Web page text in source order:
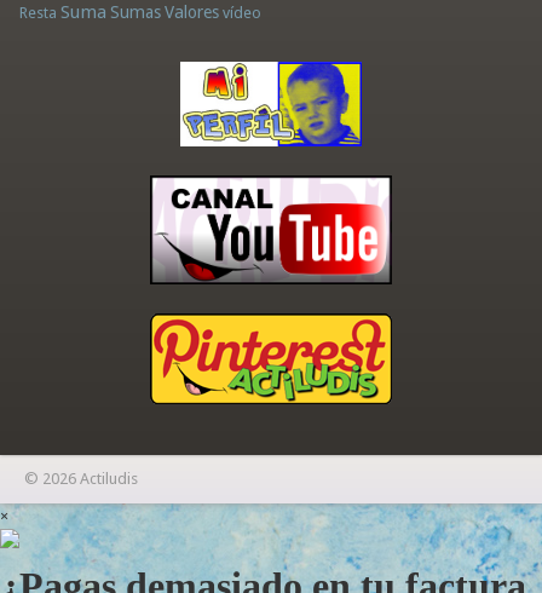
Resta Suma Sumas Valores vídeo
© 2026 Actiludis
×